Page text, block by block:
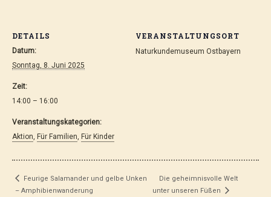
DETAILS
Datum:
Sonntag, 8. Juni 2025
Zeit:
14:00 – 16:00
Veranstaltungskategorien:
Aktion, Für Familien, Für Kinder
VERANSTALTUNGSORT
Naturkundemuseum Ostbayern
Feurige Salamander und gelbe Unken
– Amphibienwanderung
Die geheimnisvolle Welt
unter unseren Füßen